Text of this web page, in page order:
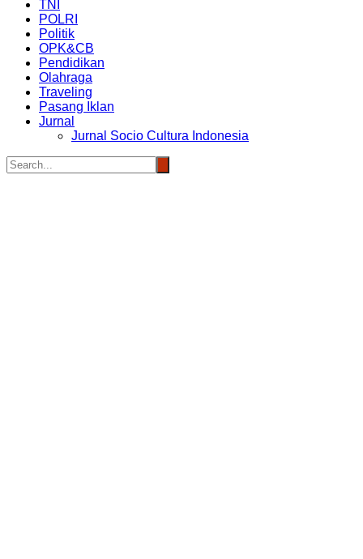
TNI
POLRI
Politik
OPK&CB
Pendidikan
Olahraga
Traveling
Pasang Iklan
Jurnal
Jurnal Socio Cultura Indonesia